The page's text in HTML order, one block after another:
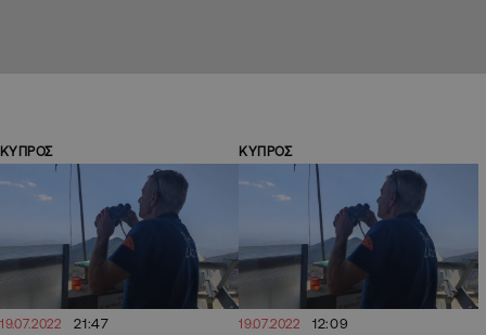
ΚΥΠΡΟΣ
19.07.2022 21:47
ΚΥΠΡΟΣ
19.07.2022 12:09